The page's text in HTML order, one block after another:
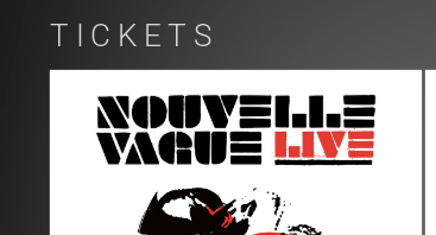
TICKETS